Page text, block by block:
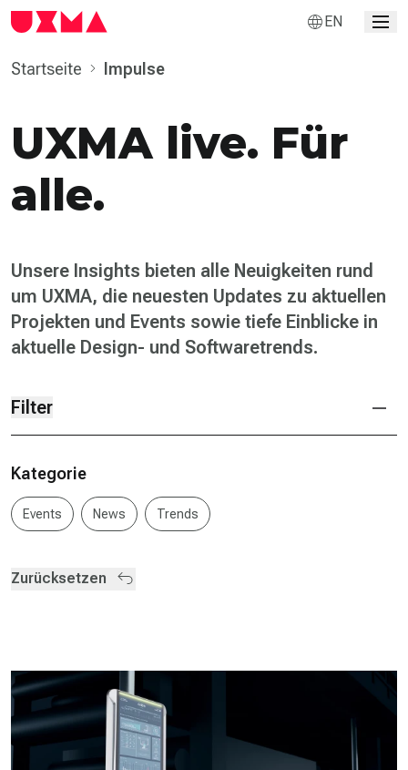
EN
Startseite Impulse
UXMA live. Für
alle.
Unsere Insights bieten alle Neuigkeiten rund
um UXMA, die neuesten Updates zu aktuellen
Projekten und Events sowie tiefe Einblicke in
aktuelle Design- und Softwaretrends.
Filter
Kategorie
Events News Trends
Zurücksetzen